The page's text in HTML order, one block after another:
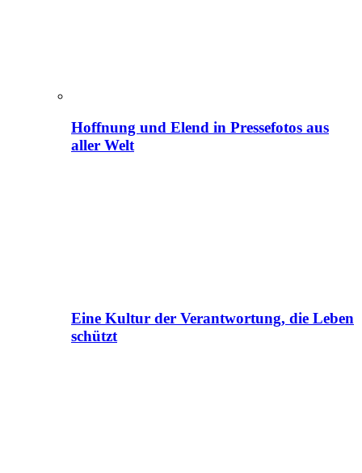
Hoffnung und Elend in Pressefotos aus
aller Welt
Eine Kultur der Verantwortung, die Leben
schützt